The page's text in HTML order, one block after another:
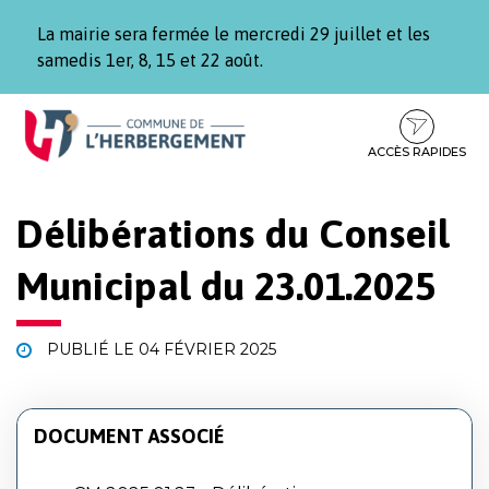
La mairie sera fermée le mercredi 29 juillet et les
samedis 1er, 8, 15 et 22 août.
Aller
Aller
contenu
Aller
pied
ACCÈS RAPIDES
Délibérations du Conseil
Municipal du 23.01.2025
PUBLIÉ LE 04 FÉVRIER 2025
DOCUMENT ASSOCIÉ